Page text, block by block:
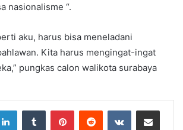
nasionalisme “.
aku, harus bisa meneladani
Kita harus mengingat-ingat
pungkas calon walikota surabaya
LinkedInTumblr PinterestReddit VKontakteShare via Email